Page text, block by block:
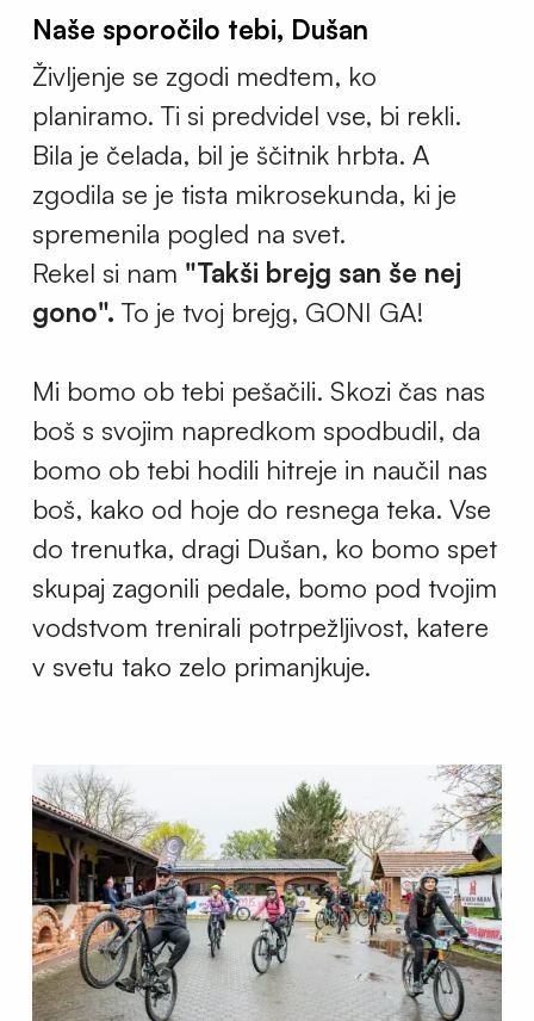
Naše sporočilo tebi, Dušan
Življenje se zgodi medtem, ko
planiramo. Ti si predvidel vse, bi rekli.
Bila je čelada, bil je ščitnik hrbta. A
zgodila se je tista mikrosekunda, ki je
spremenila pogled na svet.
Rekel si nam "Takši brejg san še nej
gono". To je tvoj brejg, GONI GA!
Mi bomo ob tebi pešačili. Skozi čas nas
boš s svojim napredkom spodbudil, da
bomo ob tebi hodili hitreje in naučil nas
boš, kako od hoje do resnega teka. Vse
do trenutka, dragi Dušan, ko bomo spet
skupaj zagonili pedale, bomo pod tvojim
vodstvom trenirali potrpežljivost, katere
v svetu tako zelo primanjkuje.